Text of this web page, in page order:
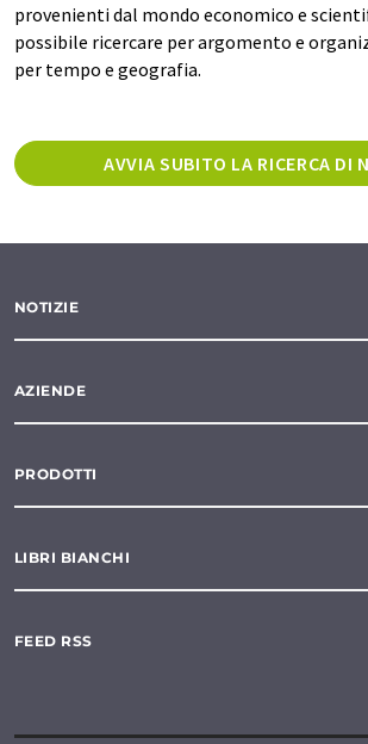
provenienti dal mondo economico e
possibile ricercare per argomento e
per tempo e geografia.
AVVIA SUBITO LA RICERCA DI
NOTIZIE
AZIENDE
PRODOTTI
LIBRI BIANCHI
FEED RSS